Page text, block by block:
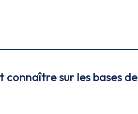
connaître sur les bases de